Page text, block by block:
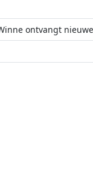
ontvangt
door de
ruimtevlucht